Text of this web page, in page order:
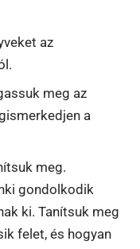
az
meg az
a
meg.
gondolkodik
ki. Tanítsuk meg
felet, és hogyan